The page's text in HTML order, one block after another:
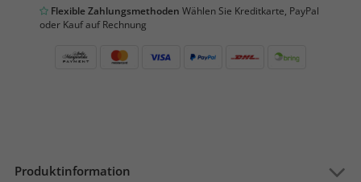
Flexible Zahlungsmethoden Wählen Sie Kreditkarte, PayPal
oder Kauf auf Rechnung
Produktinformation